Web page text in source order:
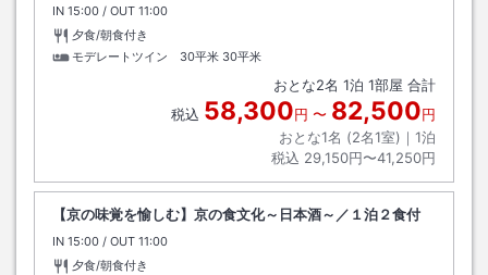
IN チェックイン
15:00 / OUT チェックアウト
11:00
夕食/朝食付き
モデレートツイン 30平米 30平米
おとな2名 1泊 1部屋 合計
税込 58,300円 〜 82,500円
おとな1名 (2名1室)｜ 1泊
税込 29,150円〜41,250円
【京の味覚を愉しむ】京の食文化～日本酒～／１泊２食付
IN チェックイン
15:00 / OUT チェックアウト
11:00
夕食/朝食付き